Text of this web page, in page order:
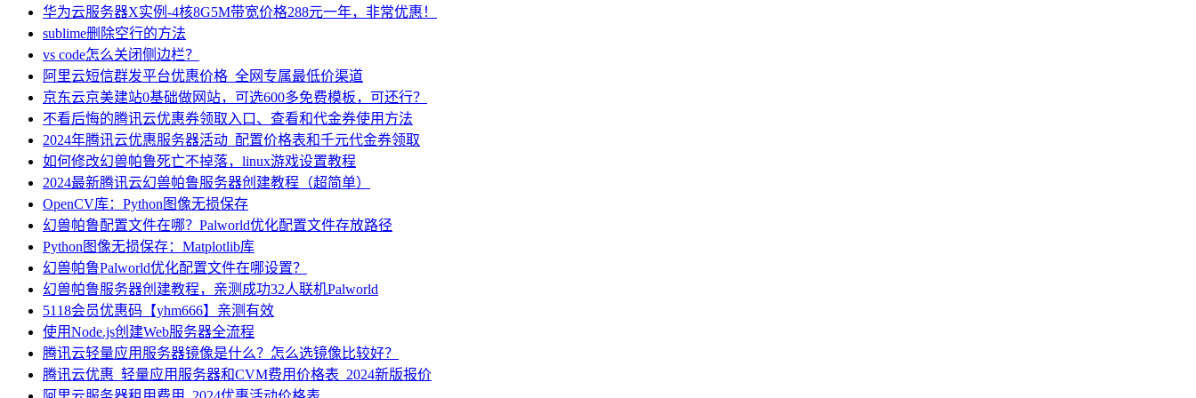
华为云服务器X实例-4核8G5M带宽价格288元一年，非常优惠！
sublime删除空行的方法
vs code怎么关闭侧边栏？
阿里云短信群发平台优惠价格_全网专属最低价渠道
京东云京美建站0基础做网站，可选600多免费模板，可还行？
不看后悔的腾讯云优惠券领取入口、查看和代金券使用方法
2024年腾讯云优惠服务器活动_配置价格表和千元代金券领取
如何修改幻兽帕鲁死亡不掉落，linux游戏设置教程
2024最新腾讯云幻兽帕鲁服务器创建教程（超简单）
OpenCV库：Python图像无损保存
幻兽帕鲁配置文件在哪？Palworld优化配置文件存放路径
Python图像无损保存：Matplotlib库
幻兽帕鲁Palworld优化配置文件在哪设置？
幻兽帕鲁服务器创建教程，亲测成功32人联机Palworld
5118会员优惠码【yhm666】亲测有效
使用Node.js创建Web服务器全流程
腾讯云轻量应用服务器镜像是什么？怎么选镜像比较好？
腾讯云优惠_轻量应用服务器和CVM费用价格表_2024新版报价